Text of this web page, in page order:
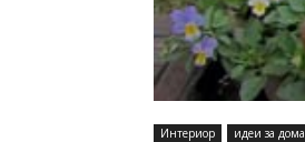
Интериор идеи за дома